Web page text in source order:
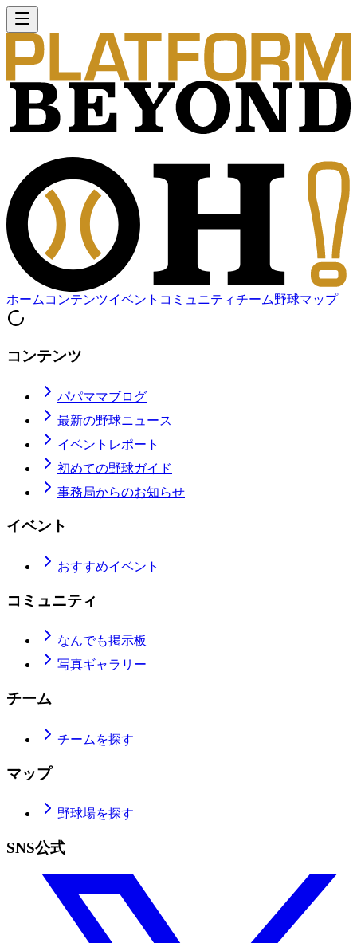
ホーム コンテンツイベント コミュニティチーム野球マップ
コンテンツ
パパママブログ
最新の野球ニュース
イベントレポート
初めての野球ガイド
事務局からのお知らせ
イベント
おすすめイベント
コミュニティ
なんでも掲示板
写真ギャラリー
チーム
チームを探す
マップ
野球場を探す
SNS公式